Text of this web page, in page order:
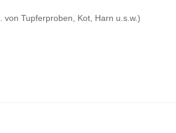
Tupferproben, Kot, Harn u.s.w.)